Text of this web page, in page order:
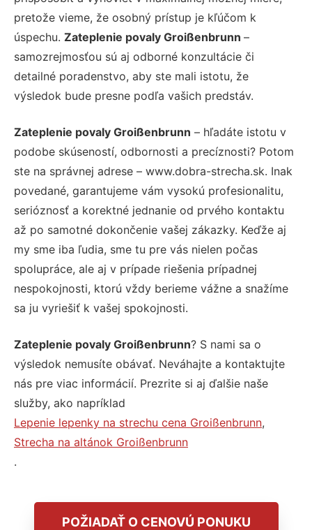
pretože vieme, že osobný prístup je kľúčom k
úspechu. Zateplenie povaly Groißenbrunn –
samozrejmosťou sú aj odborné konzultácie či
detailné poradenstvo, aby ste mali istotu, že
výsledok bude presne podľa vašich predstáv.
Zateplenie povaly Groißenbrunn – hľadáte istotu v
podobe skúseností, odbornosti a precíznosti? Potom
ste na správnej adrese – www.dobra-strecha.sk. Inak
povedané, garantujeme vám vysokú profesionalitu,
serióznosť a korektné jednanie od prvého kontaktu
až po samotné dokončenie vašej zákazky. Keďže aj
my sme iba ľudia, sme tu pre vás nielen počas
spolupráce, ale aj v prípade riešenia prípadnej
nespokojnosti, ktorú vždy berieme vážne a snažíme
sa ju vyriešiť k vašej spokojnosti.
Zateplenie povaly Groißenbrunn? S nami sa o
výsledok nemusíte obávať. Neváhajte a kontaktujte
nás pre viac informácií. Prezrite si aj ďalšie naše
služby, ako napríklad
Lepenie lepenky na strechu cena Groißenbrunn,
Strecha na altánok Groißenbrunn
.
POŽIADAŤ O CENOVÚ PONUKU